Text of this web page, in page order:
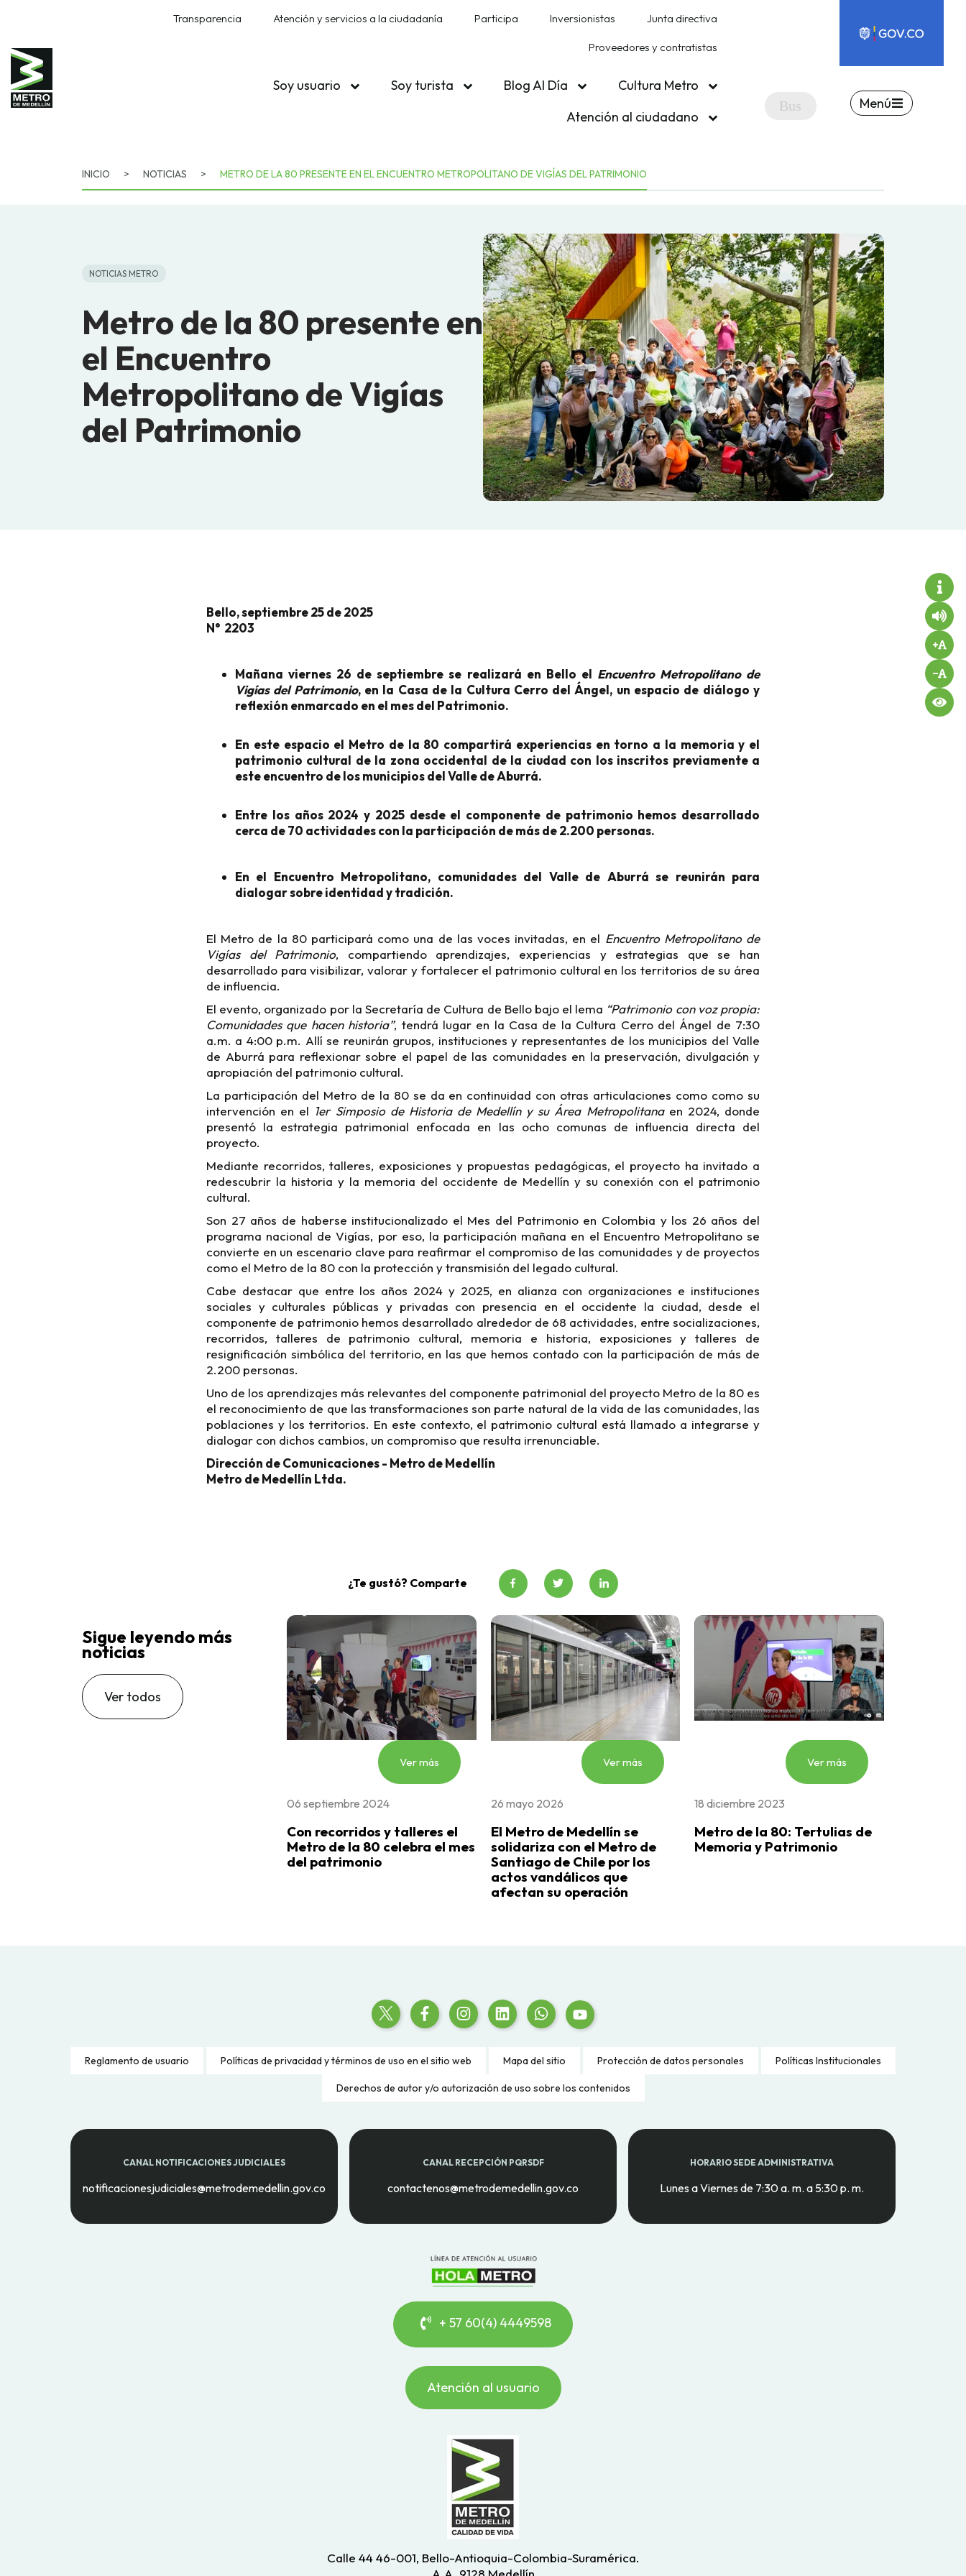
Transparencia Atención y servicios a la ciudadanía Participa Inversionistas Junta directiva
Proveedores y contratistas
Soy usuario Soy turista Blog Al Día
Cultura Metro
Atención al ciudadano
Menú
INICIO > NOTICIAS > METRO DE LA 80 PRESENTE EN EL ENCUENTRO METROPOLITANO DE VIGÍAS DEL PATRIMONIO
NOTICIAS METRO
Metro de la 80 presente en
el Encuentro
Metropolitano de Vigías
del Patrimonio
Bello, septiembre 25 de 2025
N° 2203
Mañana viernes 26 de septiembre se realizará en Bello el Encuentro Metropolitano de
Vigías del Patrimonio, en la Casa de la Cultura Cerro del Ángel, un espacio de diálogo y
reflexión enmarcado en el mes del Patrimonio.
En este espacio el Metro de la 80 compartirá experiencias en torno a la memoria y el
patrimonio cultural de la zona occidental de la ciudad con los inscritos previamente a
este encuentro de los municipios del Valle de Aburrá.
Entre los años 2024 y 2025 desde el componente de patrimonio hemos desarrollado
cerca de 70 actividades con la participación de más de 2.200 personas.
En el Encuentro Metropolitano, comunidades del Valle de Aburrá se reunirán para
dialogar sobre identidad y tradición.
El Metro de la 80 participará como una de las voces invitadas, en el Encuentro Metropolitano de
Vigías del Patrimonio, compartiendo aprendizajes, experiencias y estrategias que se han
desarrollado para visibilizar, valorar y fortalecer el patrimonio cultural en los territorios de su área
de influencia.
El evento, organizado por la Secretaría de Cultura de Bello bajo el lema “Patrimonio con voz propia:
Comunidades que hacen historia”, tendrá lugar en la Casa de la Cultura Cerro del Ángel de 7:30
a.m. a 4:00 p.m. Allí se reunirán grupos, instituciones y representantes de los municipios del Valle
de Aburrá para reflexionar sobre el papel de las comunidades en la preservación, divulgación y
apropiación del patrimonio cultural.
La participación del Metro de la 80 se da en continuidad con otras articulaciones como como su
intervención en el 1er Simposio de Historia de Medellín y su Área Metropolitanaen 2024, donde
presentó la estrategia patrimonial enfocada en las ocho comunas de influencia directa del
proyecto.
Mediante recorridos, talleres, exposiciones y propuestas pedagógicas, el proyecto ha invitado a
redescubrir la historia y la memoria del occidente de Medellín y su conexión con el patrimonio
cultural.
Son 27 años de haberse institucionalizado el Mes del Patrimonio en Colombia y los 26 años del
programa nacional de Vigías, por eso, la participación mañana en el Encuentro Metropolitano se
convierte en un escenario clave para reafirmar el compromiso de las comunidades y de proyectos
como el Metro de la 80 con la protección y transmisión del legado cultural.
Cabe destacar que entre los años 2024 y 2025, en alianza con organizaciones e instituciones
sociales y culturales públicas y privadas con presencia en el occidente la ciudad, desde el
componente de patrimonio hemos desarrollado alrededor de 68 actividades, entre socializaciones,
recorridos, talleres de patrimonio cultural, memoria e historia, exposiciones y talleres de
resignificación simbólica del territorio, en las que hemos contado con la participación de más de
2.200 personas.
Uno de los aprendizajes más relevantes del componente patrimonial del proyecto Metro de la 80 es
el reconocimiento de que las transformaciones son parte natural de la vida de las comunidades, las
poblaciones y los territorios. En este contexto, el patrimonio cultural está llamado a integrarse y
dialogar con dichos cambios, un compromiso que resulta irrenunciable.
Dirección de Comunicaciones - Metro de Medellín
Metro de Medellín Ltda.
¿Te gustó? Comparte
Sigue leyendo más
noticias
Ver todos
Ver más
06 septiembre 2024
Con recorridos y talleres el
Metro de la 80 celebra el mes
del patrimonio
Ver más
26 mayo 2026
El Metro de Medellín se
solidariza con el Metro de
Santiago de Chile por los
actos vandálicos que
afectan su operación
Ver más
18 diciembre 2023
Metro de la 80: Tertulias de
Memoria y Patrimonio
Reglamento de usuario Políticas de privacidad y términos de uso en el sitio web Mapa del sitio Protección de datos personales Políticas Institucionales
Derechos de autor y/o autorización de uso sobre los contenidos
CANAL NOTIFICACIONES JUDICIALES
notificacionesjudiciales@metrodemedellin.gov.co
CANAL RECEPCIÓN PQRSDF
contactenos@metrodemedellin.gov.co
HORARIO SEDE ADMINISTRATIVA
Lunes a Viernes de 7:30 a. m. a 5:30 p. m.
+ 57 60(4) 4449598
Atención al usuario
Calle 44 46-001, Bello-Antioquia-Colombia-Suramérica.